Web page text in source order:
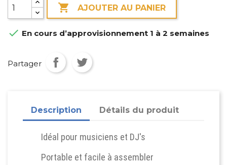
 AJOUTER AU PANIER
 En cours d’approvisionnement 1 à 2 semaines
Partager
Description Détails du produit
Idéal pour musiciens et DJ's
Portable et facile à assembler